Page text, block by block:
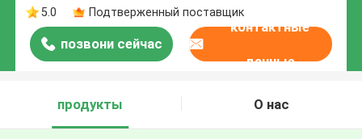
5.0
Подтверженный поставщик
позвони сейчас
контактные
данные
продукты О нас